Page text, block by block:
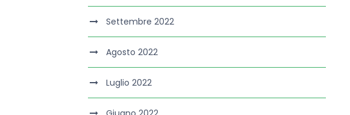
Settembre 2022
Agosto 2022
Luglio 2022